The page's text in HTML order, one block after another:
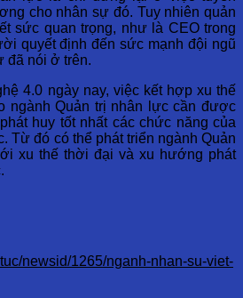
cho nhân sự đó. Tuy nhiên quản
sức quan trọng, như là CEO trong
quyết định đến sức mạnh đội ngũ
đã nói ở trên.
4.0 ngày nay, việc kết hợp xu thế
ngành Quản trị nhân lực cần được
huy tốt nhất các chức năng của
Từ đó có thể phát triển ngành Quản
xu thế thời đại và xu hướng phát
newsid/1265/nganh-nhan-su-viet-